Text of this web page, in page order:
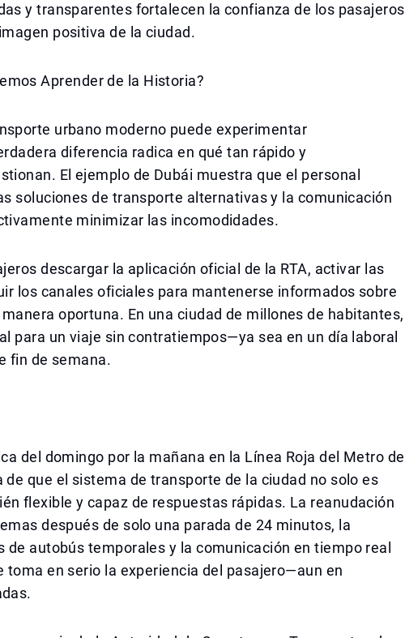
y transparentes fortalecen la confianza de los pasajeros
positiva de la ciudad.
Aprender de la Historia?
urbano moderno puede experimentar
diferencia radica en qué tan rápido y
El ejemplo de Dubái muestra que el personal
soluciones de transporte alternativas y la comunicación
minimizar las incomodidades.
descargar la aplicación oficial de la RTA, activar las
los canales oficiales para mantenerse informados sobre
oportuna. En una ciudad de millones de habitantes,
para un viaje sin contratiempos—ya sea en un día laboral
fin de semana.
del domingo por la mañana en la Línea Roja del Metro de
de que el sistema de transporte de la ciudad no solo es
flexible y capaz de respuestas rápidas. La reanudación
después de solo una parada de 24 minutos, la
de autobús temporales y la comunicación en tiempo real
toma en serio la experiencia del pasajero—aun en